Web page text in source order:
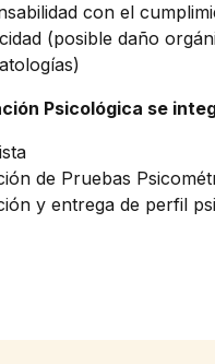
con el
(posible daño
Psicológica se
de Pruebas
y entrega de perfil